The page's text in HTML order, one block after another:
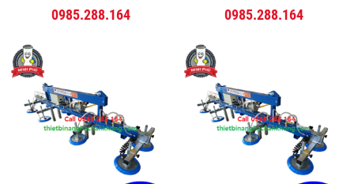
0985.288.164 0985.288.164